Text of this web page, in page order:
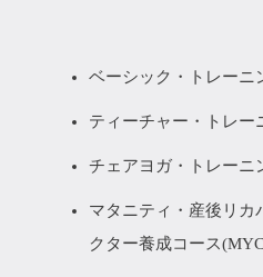
ベーシック・トレーニ
ティーチャー・トレー
チェアヨガ・トレーニ
マタニティ・産後リカ
クター養成コース